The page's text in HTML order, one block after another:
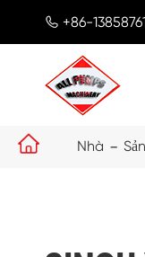
 +86-
 Nhà